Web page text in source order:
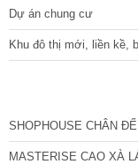
Dự án chung cư
Khu đô thị mới, liền kề,
SHOPHOUSE CHÂN
MASTERISE CAO XÀ